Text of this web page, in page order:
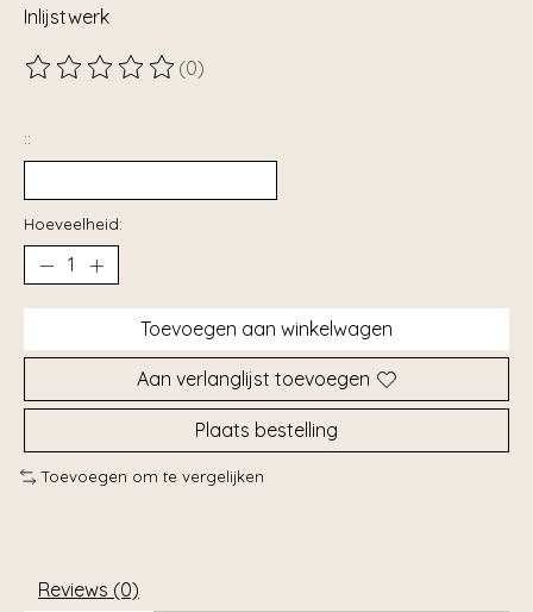
Inlijstwerk
De beoordeling van dit product is
(0)
::
Hoeveelheid:
Toevoegen aan winkelwagen
Aan verlanglijst toevoegen
Plaats bestelling
Toevoegen om te vergelijken
Reviews (0)